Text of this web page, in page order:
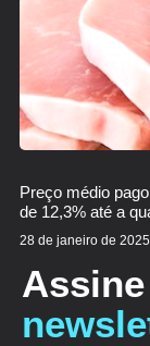
Preço médio
de 12,3% até a
28 de janeiro de 2025